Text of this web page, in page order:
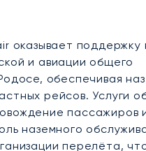
оказывает поддержку
и авиации общего
обеспечивая
рейсов. Услуги
пассажиров
наземного
перелёта,